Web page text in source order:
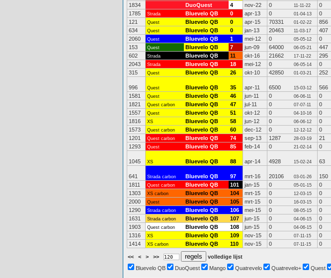
1834
DuoQuest 4 nov-22 0 11-11-22 0
1785
Strada Bluevelo QB 0 apr-13 0 01-04-13 0
121
Quest Bluevelo QB 0 apr-15 70331 01-02-22 856
634
Quest Bluevelo QB 0 jan-13 20463 11-03-17 407
2060
Quest Bluevelo QB 1 mei-12 0 05-05-12 0
153
Quest Bluevelo QB 7 jun-09 64000 06-05-21 447
602
Strada Bluevelo QB 11 okt-16 21662 17-11-22 295
2043
Strada Bluevelo QB 18 mei-12 0 06-05-14 0
315
Quest Bluevelo QB 26 okt-10 42850 01-03-21 252
996 Quest Bluevelo QB 35 apr-11 6500 15-03-12 566
1581
Quest Bluevelo QB 46 jun-11 0 06-06-11 0
1821
Quest carbon Bluevelo QB 47 jul-11 0 07-07-11 0
1557
Quest Bluevelo QB 51 okt-12 0 04-10-16 0
1816
XS Bluevelo QB 58 jun-12 0 06-06-12 0
1573
Quest carbon Bluevelo QB 60 dec-12 0 12-12-12 0
1201
Quest carbon Bluevelo QB 74 sep-13 1287 28-03-19 21
1293
Quest Bluevelo QB 85 feb-14 0 21-02-14 0
1045 XS Bluevelo QB 88 apr-14 4928 15-02-24 63
641 Strada carbon Bluevelo QB 97 mrt-16 20106 03-01-26 150
1811
Quest carbon Bluevelo QB 101 jan-15 0 05-01-15 0
1303
XS carbon Bluevelo QB 104 mrt-15 0 12-03-15 0
2000
Quest Bluevelo QB 105 mrt-15 0 16-03-15 0
1290
Strada carbon Bluevelo QB 106 mei-15 0 08-05-15 0
1631
Strada carbon Bluevelo QB 107 jun-15 0 04-06-15 0
1903
Quest carbon Bluevelo QB 108 jun-15 0 04-06-15 0
1316
XS Bluevelo QB 109 nov-15 0 07-11-15 0
1414
XS carbon Bluevelo QB 110 nov-15 0 07-11-15 0
<< < > >>
volledige lijst
Bluevelo QB
DuoQuest Mango Quatrevelo Quatrevelo+ Quest